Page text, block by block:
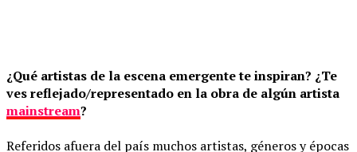
¿Qué artistas de la escena emergente te inspiran? ¿Te
ves reflejado/representado en la obra de algún artista
mainstream?
Referidos afuera del país muchos artistas, géneros y épocas